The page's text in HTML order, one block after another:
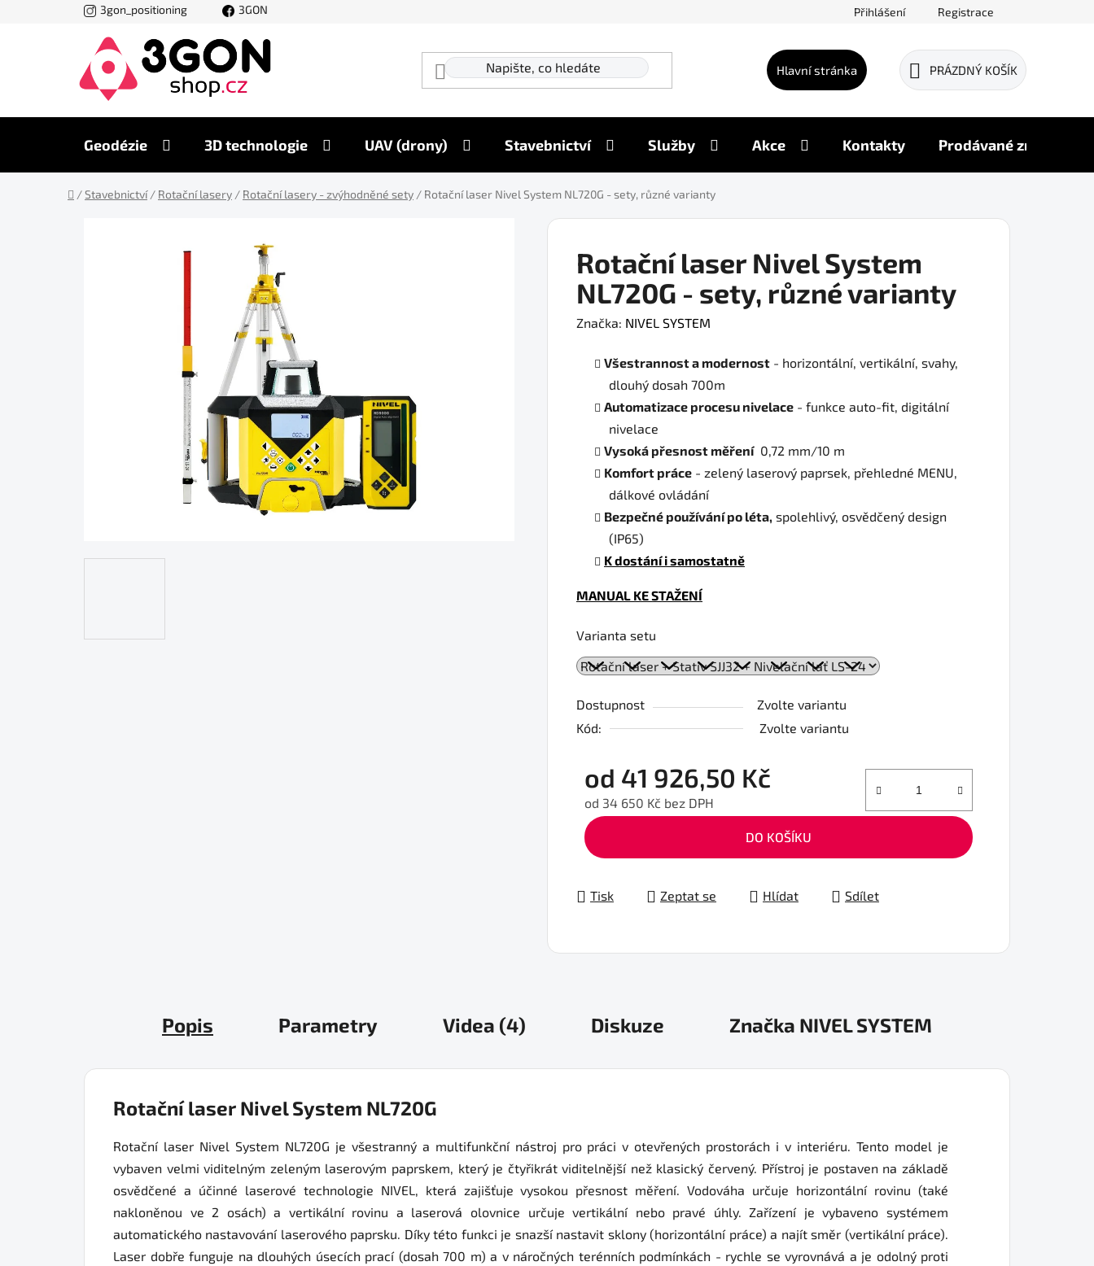
3gon_positioning 3GON Přihlášení Registrace
Hlavní stránka
NÁKUPNÍ
PRÁZDNÝ KOŠÍK
Geodézie 3D technologie UAV (drony) Stavebnictví Služby Akce Kontakty Prodávané značky
Domů
/Stavebnictví / Rotační lasery / Rotační lasery - zvýhodněné sety / Rotační laser Nivel System NL720G - sety, různé varianty
Rotační laser Nivel System
NL720G - sety, různé varianty
Značka: NIVEL SYSTEM
Všestrannost a modernost - horizontální, vertikální, svahy,
dlouhý dosah 700m
Automatizace procesu nivelace - funkce auto-fit, digitální
nivelace
Vysoká přesnost měření 0,72 mm/10 m
Komfort práce - zelený laserový paprsek, přehledné MENU,
dálkové ovládání
Bezpečné používání po léta, spolehlivý, osvědčený design
(IP65)
K dostání i samostatně
MANUAL KE STAŽENÍ
Varianta setu
Dostupnost
Zvolte variantu
Kód:
Zvolte variantu
od 41 926,50 Kč
od 34 650 Kč bez DPH
Měrná cena:
DO KOŠÍKU
Tisk Zeptat se Hlídat Sdílet
Popis Parametry Videa (4) Diskuze Značka NIVEL SYSTEM
Rotační laser Nivel System NL720G
Rotační laser Nivel System NL720G je všestranný a multifunkční nástroj pro práci v otevřených prostorách i v interiéru. Tento model je
vybaven velmi viditelným zeleným laserovým paprskem, který je čtyřikrát viditelnější než klasický červený. Přístroj je postaven na základě
osvědčené a účinné laserové technologie NIVEL, která zajišťuje vysokou přesnost měření. Vodováha určuje horizontální rovinu (také
nakloněnou ve 2 osách) a vertikální rovinu a laserová olovnice určuje vertikální nebo pravé úhly. Zařízení je vybaveno systémem
automatického nastavování laserového paprsku. Díky této funkci je snazší nastavit sklony (horizontální práce) a najít směr (vertikální práce).
Laser dobře funguje na dlouhých úsecích prací (dosah 700 m) a v náročných terénních podmínkách - rychle se vyrovnává a je odolný proti